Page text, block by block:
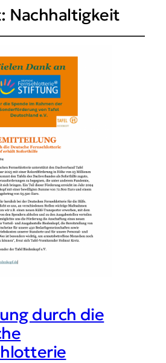
Nachhaltigkeit
durch die